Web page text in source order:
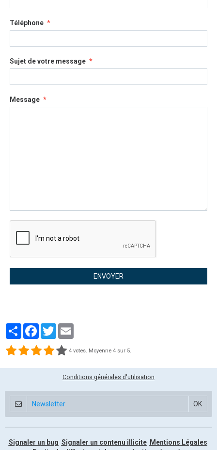
Téléphone
Sujet de votre message
Message
ENVOYER
PartagerFacebook
Twitter
4 votes. Moyenne 4 sur 5.
Conditions générales d'utilisation
Signaler un bug Signaler un contenu illicite Mentions Légales